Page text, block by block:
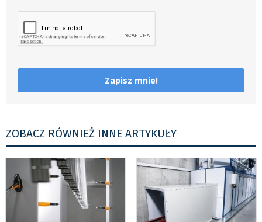
Zapisz mnie!
ZOBACZ RÓWNIEŻ INNE ARTYKUŁY